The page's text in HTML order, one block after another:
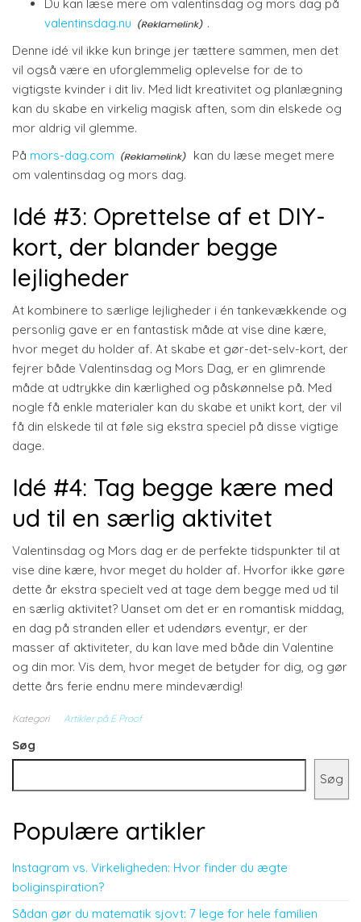
Du kan læse mere om valentinsdag og mors dag på
valentinsdag.nu
.
Denne idé vil ikke kun bringe jer tættere sammen, men det
vil også være en uforglemmelig oplevelse for de to
vigtigste kvinder i dit liv. Med lidt kreativitet og planlægning
kan du skabe en virkelig magisk aften, som din elskede og
mor aldrig vil glemme.
På mors-dag.com
kan du læse meget mere
om valentinsdag og mors dag.
Idé #3: Oprettelse af et DIY-
kort, der blander begge
lejligheder
At kombinere to særlige lejligheder i én tankevækkende og
personlig gave er en fantastisk måde at vise dine kære,
hvor meget du holder af. At skabe et gør-det-selv-kort, der
fejrer både Valentinsdag og Mors Dag, er en glimrende
måde at udtrykke din kærlighed og påskønnelse på. Med
nogle få enkle materialer kan du skabe et unikt kort, der vil
få din elskede til at føle sig ekstra speciel på disse vigtige
dage.
Idé #4: Tag begge kære med
ud til en særlig aktivitet
Valentinsdag og Mors dag er de perfekte tidspunkter til at
vise dine kære, hvor meget du holder af. Hvorfor ikke gøre
dette år ekstra specielt ved at tage dem begge med ud til
en særlig aktivitet? Uanset om det er en romantisk middag,
en dag på stranden eller et udendørs eventyr, er der
masser af aktiviteter, du kan lave med både din Valentine
og din mor. Vis dem, hvor meget de betyder for dig, og gør
dette års ferie endnu mere mindeværdig!
Kategori Artikler på E Proof
Søg
Søg
Populære artikler
Instagram vs. Virkeligheden: Hvor finder du ægte
boliginspiration?
Sådan gør du matematik sjovt: 7 lege for hele familien